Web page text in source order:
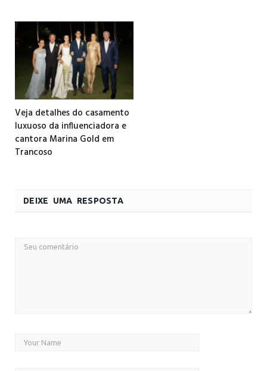
Veja detalhes do casamento
luxuoso da influenciadora e
cantora Marina Gold em
Trancoso
DEIXE UMA RESPOSTA